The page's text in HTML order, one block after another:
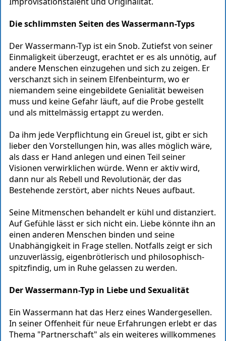
Die schlimmsten Seiten des Wassermann-Typs
Der Wassermann-Typ ist ein Snob. Zutiefst von seiner
Einmaligkeit überzeugt, erachtet er es als unnötig, auf
andere Menschen einzugehen und sich zu zeigen. Er
verschanzt sich in seinem Elfenbeinturm, wo er
niemandem seine eingebildete Genialität beweisen
muss und keine Gefahr läuft, auf die Probe gestellt
und als mittelmässig ertappt zu werden.
Da ihm jede Verpflichtung ein Greuel ist, gibt er sich
lieber den Vorstellungen hin, was alles möglich wäre,
als dass er Hand anlegen und einen Teil seiner
Visionen verwirklichen würde. Wenn er aktiv wird,
dann nur als Rebell und Revolutionär, der das
Bestehende zerstört, aber nichts Neues aufbaut.
Seine Mitmenschen behandelt er kühl und distanziert.
Auf Gefühle lässt er sich nicht ein. Liebe könnte ihn an
einen anderen Menschen binden und seine
Unabhängigkeit in Frage stellen. Notfalls zeigt er sich
unzuverlässig, eigenbrötlerisch und philosophisch-
spitzfindig, um in Ruhe gelassen zu werden.
Der Wassermann-Typ in Liebe und Sexualität
Ein Wassermann hat das Herz eines Wandergesellen.
In seiner Offenheit für neue Erfahrungen erlebt er das
Thema "Partnerschaft" als ein weiteres willkommenes